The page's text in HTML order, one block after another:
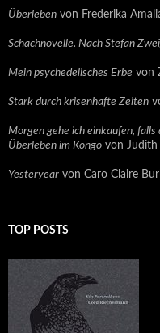
Überleben von Frederika
Schachnovelle. Nach Stefan
Mein psychedelisches Erbe von
Stark durch krisenhafte Zeiten
Morgen gehe ich einkaufen,
Überleben im Kongo von Judith
Yesteryear von Caro Claire
TOP POSTS